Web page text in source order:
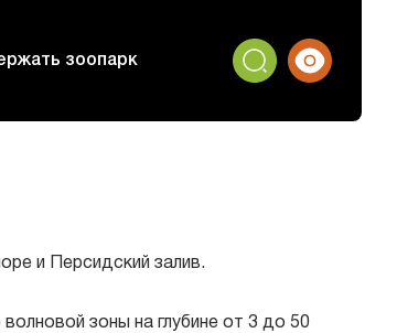
зоопарк
и Персидский залив.
зоны на глубине от 3 до 50